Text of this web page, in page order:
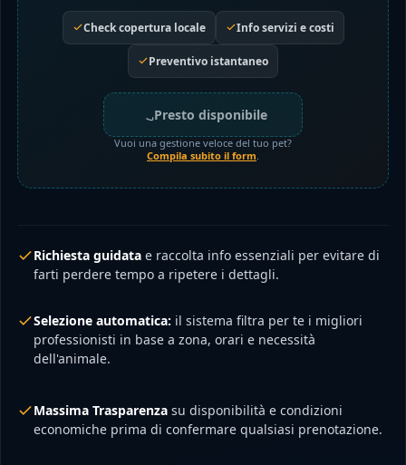
Check copertura locale Info servizi e costi
Preventivo istantaneo
Presto disponibile
Vuoi una gestione veloce del tuo pet?
Compila subito il form
Richiesta guidata e raccolta info essenziali per evitare di
farti perdere tempo a ripetere i dettagli.
Selezione automatica: il sistema filtra per te i migliori
professionisti in base a zona, orari e necessità
dell'animale.
Massima Trasparenza su disponibilità e condizioni
economiche prima di confermare qualsiasi prenotazione.